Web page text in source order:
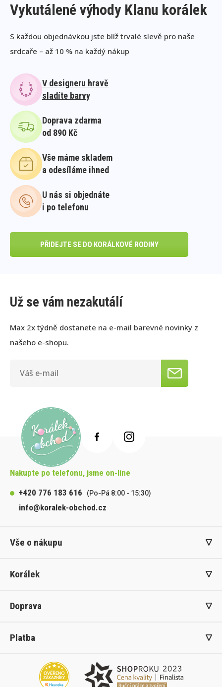
Vykutálené výhody Klanu korálek
S každou objednávkou jste blíž trvalé slevě pro naše
srdcaře – až 10 % na každý nákup
V designeru hravě
sladíte barvy
Doprava zdarma
od 890 Kč
Vše máme skladem
a odesíláme ihned
U nás si objednáte
i po telefonu
PŘIDEJTE SE DO KORÁLKOVÉ RODINY
Už se vám nezakutálí
Max 2x týdně dostanete na e-mail barevné novinky z
našeho e-shopu.
Nakupte po telefonu, jsme on-line
+420 776 183 616
(Po-Pá 8:00 - 15:30)
info@koralek-obchod.cz
Vše o nákupu
Korálek
Doprava
Platba